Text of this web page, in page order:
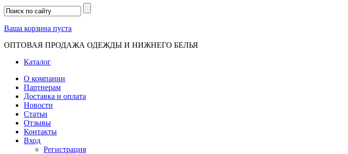
Ваша корзина пуста
ОПТОВАЯ ПРОДАЖА ОДЕЖДЫ И НИЖНЕГО БЕЛЬЯ
Каталог
О компании
Партнерам
Доставка и оплата
Новости
Статьи
Отзывы
Контакты
Вход
Регистрация